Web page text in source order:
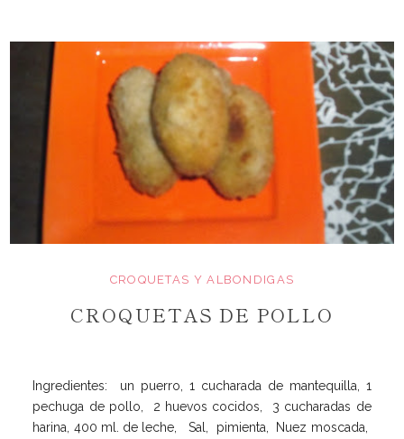
CROQUETAS Y ALBONDIGAS
CROQUETAS DE POLLO
Ingredientes: un puerro, 1 cucharada de mantequilla, 1
pechuga de pollo, 2 huevos cocidos, 3 cucharadas de
harina, 400 ml. de leche, Sal, pimienta, Nuez moscada,